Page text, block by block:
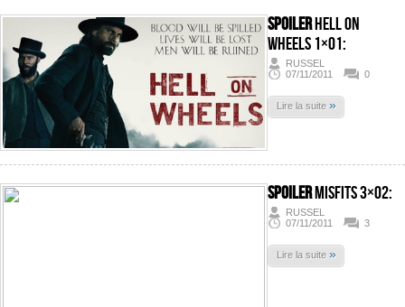
SPOILERHell On
Wheels 1×01:
RUSSEL
07/11/2011
0
Lire la suite »
SPOILERMisfits 3×02:
RUSSEL
07/11/2011
3
Lire la suite »